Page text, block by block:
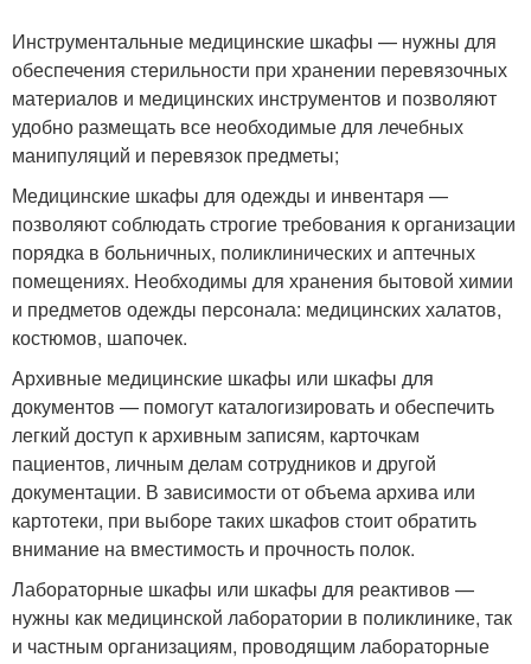
Инструментальные медицинские шкафы — нужны для
обеспечения стерильности при хранении перевязочных
материалов и медицинских инструментов и позволяют
удобно размещать все необходимые для лечебных
манипуляций и перевязок предметы;
Медицинские шкафы для одежды и инвентаря —
позволяют соблюдать строгие требования к организации
порядка в больничных, поликлинических и аптечных
помещениях. Необходимы для хранения бытовой химии
и предметов одежды персонала: медицинских халатов,
костюмов, шапочек.
Архивные медицинские шкафы или шкафы для
документов — помогут каталогизировать и обеспечить
легкий доступ к архивным записям, карточкам
пациентов, личным делам сотрудников и другой
документации. В зависимости от объема архива или
картотеки, при выборе таких шкафов стоит обратить
внимание на вместимость и прочность полок.
Лабораторные шкафы или шкафы для реактивов —
нужны как медицинской лаборатории в поликлинике, так
и частным организациям, проводящим лабораторные